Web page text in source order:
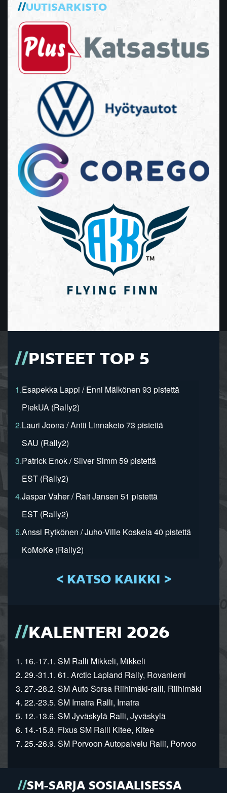
UUTISARKISTO
PISTEET TOP 5
1.Esapekka Lappi / Enni Mälkönen 93 pistettä
PiekUA (Rally2)
2.Lauri Joona / Antti Linnaketo 73 pistettä
SAU (Rally2)
3.Patrick Enok / Silver Simm 59 pistettä
EST (Rally2)
4.Jaspar Vaher / Rait Jansen 51 pistettä
EST (Rally2)
5.Anssi Rytkönen / Juho-Ville Koskela 40 pistettä
KoMoKe (Rally2)
< KATSO KAIKKI >
KALENTERI 2026
1. 16.-17.1. SM Ralli Mikkeli, Mikkeli
2. 29.-31.1. 61. Arctic Lapland Rally, Rovaniemi
3. 27.-28.2. SM Auto Sorsa Riihimäki-ralli, Riihimäki
4. 22.-23.5. SM Imatra Ralli, Imatra
5. 12.-13.6. SM Jyväskylä Ralli, Jyväskylä
6. 14.-15.8. Fixus SM Ralli Kitee, Kitee
7. 25.-26.9. SM Porvoon Autopalvelu Ralli, Porvoo
SM-SARJA SOSIAALISESSA